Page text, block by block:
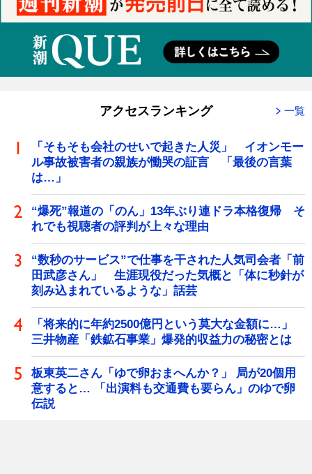
アクセスランキング 一覧
「そもそも会社のせいで起きた人災」 イオンモー
ル事故被害者の親族が慟哭の証言 「最後の言葉
は…」
“爆死”報道の「のん」13年ぶり連ドラ本格復帰 そ
れでも視聴者の評判が上々な理由
“数秒のサービス”で仕事を干された人気司会者「前
田武彦さん」 生涯現役だった気概と「体に秒針が
刻み込まれているような」話芸
「将来的に年約2500億円という莫大な金額に…」
三井物産「鉄鉱石事業」爆発的収益力の秘密とは
板東英二さん「ゆで卵おまへんか？」 局が20個用
意すると… 「出演料も交通費も要らん」のゆで卵
伝説